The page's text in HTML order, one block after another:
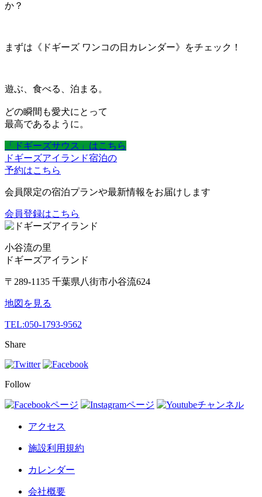
か？
まずは《ドギーズ ワンコの日カレンダー》をチェック！
遊ぶ、食べる、泊まる。
どの瞬間も愛犬にとって
最高であるように。
「ドギーズサウス」はこちら
ドギーズアイランド宿泊の
予約はこちら
会員限定の宿泊プランや最新情報をお届けします
会員登録はこちら
小谷流の里
ドギーズアイランド
〒289-1135 千葉県八街市小谷流624
地図を見る
TEL:050-1793-9562
Share
Follow
アクセス
施設利用規約
カレンダー
会社概要